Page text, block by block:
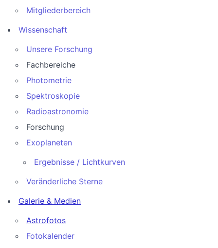
Mitgliederbereich
Wissenschaft
Unsere Forschung
Fachbereiche
Photometrie
Spektroskopie
Radioastronomie
Forschung
Exoplaneten
Ergebnisse / Lichtkurven
Veränderliche Sterne
Galerie & Medien
Astrofotos
Fotokalender